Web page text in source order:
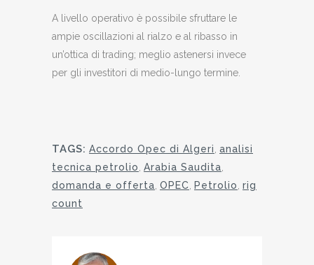
A livello operativo è possibile sfruttare le
ampie oscillazioni al rialzo e al ribasso in
un’ottica di trading; meglio astenersi invece
per gli investitori di medio-lungo termine.
TAGS: Accordo Opec di Algeri, analisi
tecnica petrolio, Arabia Saudita,
domanda e offerta, OPEC, Petrolio, rig
count